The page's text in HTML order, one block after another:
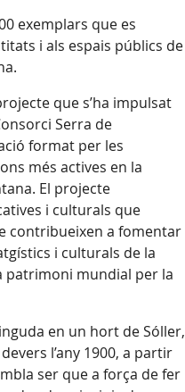
exemplars que es
i als espais públics de
que s’ha impulsat
Serra de
format per les
més actives en la
El projecte
i culturals que
contribueixen a fomentar
i culturals de la
patrimoni mundial per la
en un hort de Sóller,
l’any 1900, a partir
ser que a força de fer